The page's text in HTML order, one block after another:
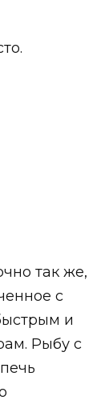
так же,
с
и
Рыбу с